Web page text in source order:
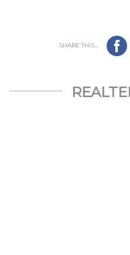
SHARE THIS...